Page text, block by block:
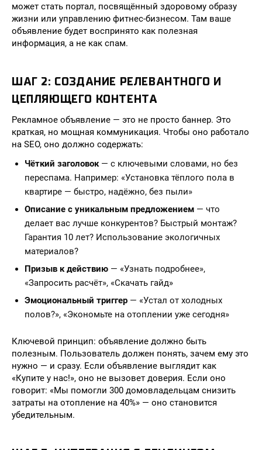
может стать портал, посвящённый здоровому образу
жизни или управлению фитнес-бизнесом. Там ваше
объявление будет воспринято как полезная
информация, а не как спам.
ШАГ 2: СОЗДАНИЕ РЕЛЕВАНТНОГО И
ЦЕПЛЯЮЩЕГО КОНТЕНТА
Рекламное объявление — это не просто баннер. Это
краткая, но мощная коммуникация. Чтобы оно работало
на SEO, оно должно содержать:
Чёткий заголовок— с ключевыми словами, но без
переспама. Например: «Установка тёплого пола в
квартире — быстро, надёжно, без пыли»
Описание с уникальным предложением — что
делает вас лучше конкурентов? Быстрый монтаж?
Гарантия 10 лет? Использование экологичных
материалов?
Призыв к действию — «Узнать подробнее»,
«Запросить расчёт», «Скачать гайд»
Эмоциональный триггер — «Устал от холодных
полов?», «Экономьте на отоплении уже сегодня»
Ключевой принцип: объявление должно быть
полезным. Пользователь должен понять, зачем ему это
нужно — и сразу. Если объявление выглядит как
«Купите у нас!», оно не вызовет доверия. Если оно
говорит: «Мы помогли 300 домовладельцам снизить
затраты на отопление на 40%» — оно становится
убедительным.